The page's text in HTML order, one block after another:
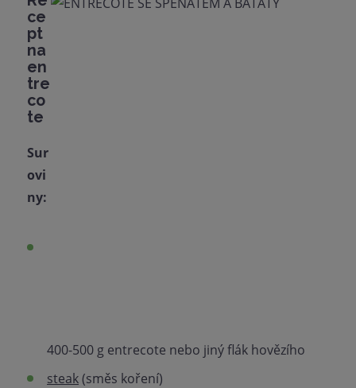
ce
pt
na
en
tre
co
te
Sur
ovi
ny:
400-500 g entrecote nebo jiný flák hovězího
steak(směs koření)